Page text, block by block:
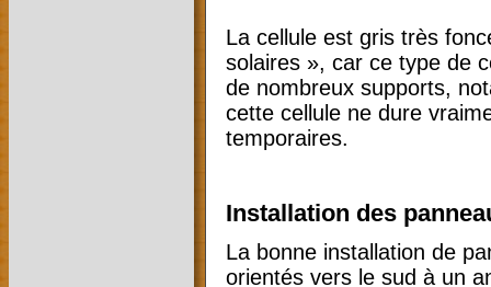
La cellule est gris très
solaires », car ce type de
de nombreux supports,
cette cellule ne dure
temporaires.
Installation des
La bonne installation de
orientés vers le sud à un